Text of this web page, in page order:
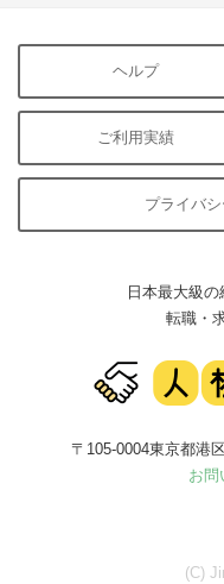
ヘルプ
ご利用実績
プライバ
日本最大級
転職・
〒105-0004東京都港
お問
(C)